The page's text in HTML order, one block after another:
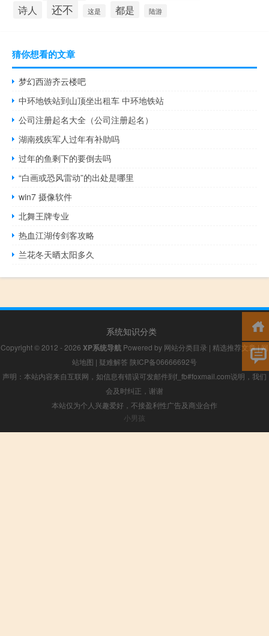
诗人 还不 这是 都是 陆游
猜你想看的文章
梦幻西游齐云楼吧
中环地铁站到山顶坐出租车 中环地铁站
公司注册起名大全（公司注册起名）
湖南残疾军人过年有补助吗
过年的鱼剩下的要倒去吗
“白画或恐风雷动”的出处是哪里
win7 摄像软件
北舞王牌专业
热血江湖传剑客攻略
兰花冬天晒太阳多久
系统知识分类
Copyright © 2012 - 2026 XP系统导航 Powered by 网站分类目录 | 精选推荐文章|网
站地图 | 疑难解答 陕ICP备06666692号
声明：本站内容来自互联网，如信息有错误可发邮件到f_fb#foxmail.com说明，我们
会及时纠正，谢谢
本站仅为个人兴趣爱好，不接盈利性广告及商业合作
小男孩